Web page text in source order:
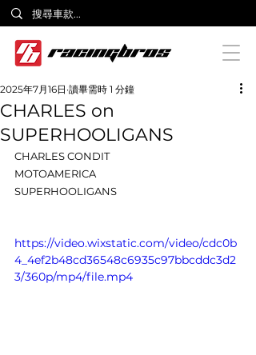
CHARLES on
SUPERHOOLIGANS
2025年7月16日 讀畢需時 1 分鐘
CHARLES CONDIT
MOTOAMERICA
SUPERHOOLIGANS
https://video.wixstatic.com/video/cdc0b
4_4ef2b48cd36548c6935c97bbcddc3d2
3/360p/mp4/file.mp4